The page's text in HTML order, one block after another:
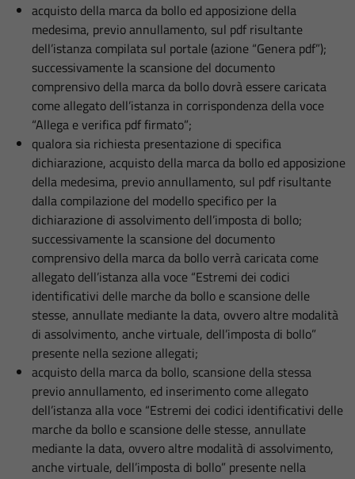
acquisto della marca da bollo ed apposizione della
medesima, previo annullamento, sul pdf risultante
dell’istanza compilata sul portale (azione “Genera pdf”);
successivamente la scansione del documento
comprensivo della marca da bollo dovrà essere caricata
come allegato dell’istanza in corrispondenza della voce
“Allega e verifica pdf firmato”;
qualora sia richiesta presentazione di specifica
dichiarazione, acquisto della marca da bollo ed apposizione
della medesima, previo annullamento, sul pdf risultante
dalla compilazione del modello specifico per la
dichiarazione di assolvimento dell’imposta di bollo;
successivamente la scansione del documento
comprensivo della marca da bollo verrà caricata come
allegato dell’istanza alla voce “Estremi dei codici
identificativi delle marche da bollo e scansione delle
stesse, annullate mediante la data, ovvero altre modalità
di assolvimento, anche virtuale, dell’imposta di bollo”
presente nella sezione allegati;
acquisto della marca da bollo, scansione della stessa
previo annullamento, ed inserimento come allegato
dell’istanza alla voce “Estremi dei codici identificativi delle
marche da bollo e scansione delle stesse, annullate
mediante la data, ovvero altre modalità di assolvimento,
anche virtuale, dell’imposta di bollo” presente nella